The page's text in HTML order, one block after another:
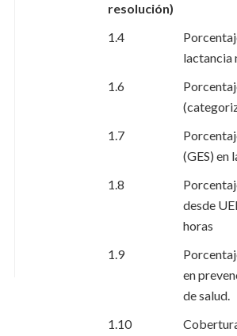
resolución)
1.4
lactancia
1.6
1.7
(GES) en
1.8
desde
horas
1.9
en
de salud.
1.10